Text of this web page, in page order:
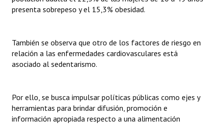
presenta sobrepeso y el 15,3% obesidad.
También se observa que otro de los factores de riesgo en
relación a las enfermedades cardiovasculares está
asociado al sedentarismo.
Por ello, se busca impulsar políticas públicas como ejes y
herramientas para brindar difusión, promoción e
información apropiada respecto a una alimentación